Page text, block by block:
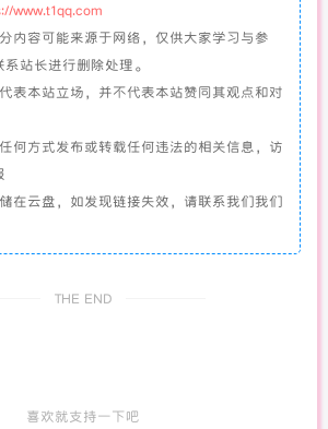
www.t1qq.com
内容可能来源于网络，仅供大家学习与参
站长进行删除处理。
表本站立场，并不代表本站赞同其观点和对
何方式发布或转载任何违法的相关信息，访
在云盘，如发现链接失效，请联系我们我们
THE END
喜欢就支持一下吧